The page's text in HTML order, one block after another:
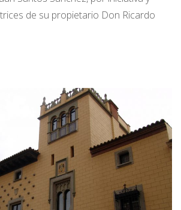
de su propietario Don Ricardo